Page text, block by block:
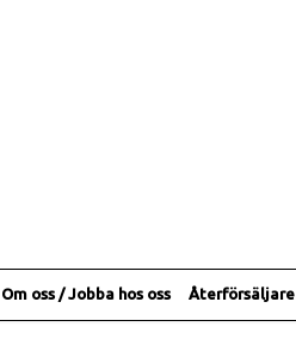
Om oss / Jobba hos oss Återförsäljare